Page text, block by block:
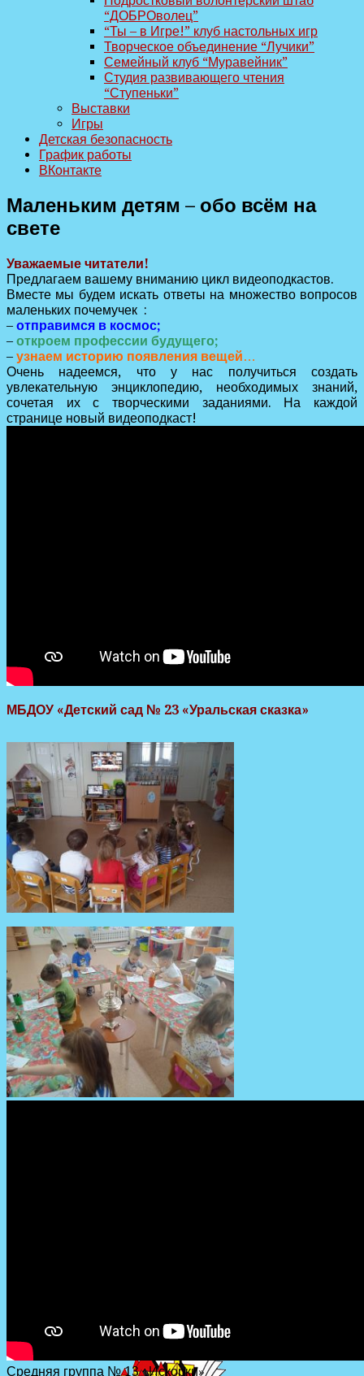
“ДОБРОволец”
“Ты – в Игре!” клуб настольных игр
Творческое объединение “Лучики”
Семейный клуб “Муравейник”
Студия развивающего чтения
“Ступеньки”
Выставки
Игры
Детская безопасность
График работы
ВКонтакте
Маленьким детям – обо всём на
свете
Уважаемые читатели!
Предлагаем вашему вниманию цикл видеоподкастов.
Вместе мы будем искать ответы на множество вопросов
маленьких почемучек :
– отправимся в космос;
– откроем профессии будущего;
– узнаем историю появления вещей…
Очень надеемся, что у нас получиться создать
увлекательную энциклопедию, необходимых знаний,
сочетая их с творческими заданиями. На каждой
странице новый видеоподкаст!
МБДОУ «Детский сад № 23 «Уральская сказка»
Средняя группа № 13«Искорки»